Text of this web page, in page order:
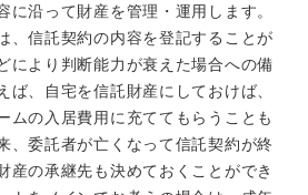
に沿って財産を管理・運用します。
、信託契約の内容を登記することが
により判断能力が衰えた場合への備
ば、自宅を信託財産にしておけば、
ムの入居費用に充ててもらうことも
、委託者が亡くなって信託契約が終
産の承継先も決めておくことができ